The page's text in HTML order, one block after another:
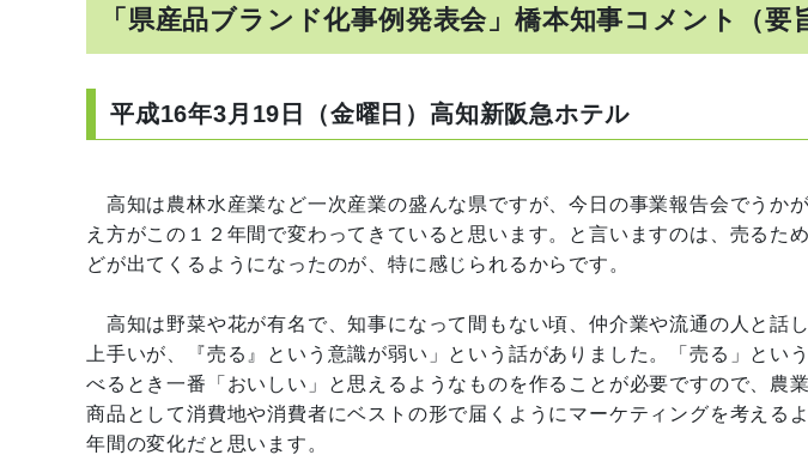
「県産品ブランド化事例発表会」橋本知事コメント（要
平成16年3月19日（金曜日）高知新阪急ホテル
高知は農林水産業など一次産業の盛んな県ですが、今日の事業報告会でうか
え方がこの１２年間で変わってきていると思います。と言いますのは、売るた
どが出てくるようになったのが、特に感じられるからです。
高知は野菜や花が有名で、知事になって間もない頃、仲介業や流通の人と話
上手いが、『売る』という意識が弱い」という話がありました。「売る」とい
べるとき一番「おいしい」と思えるようなものを作ることが必要ですので、農
商品として消費地や消費者にベストの形で届くようにマーケティングを考える
年間の変化だと思います。